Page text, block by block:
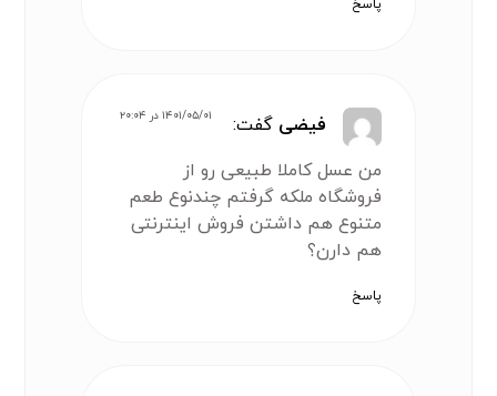
پاسخ
فیضی گفت: ۱۴۰۱/۰۵/۰۱ در ۲۰:۰۴
من عسل کاملا طبیعی رو از
فروشگاه ملکه گرفتم چندنوع طعم
متنوع هم داشتن فروش اینترنتی
هم دارن؟
پاسخ